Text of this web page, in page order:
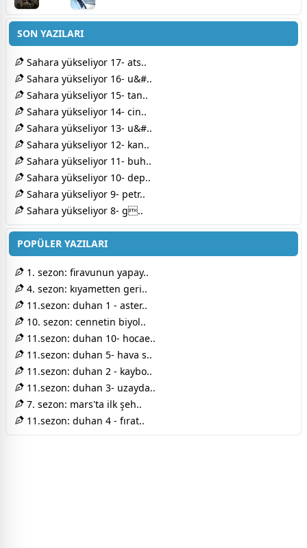
SON YAZILARI
Sahara yükseliyor 17- ats..
Sahara yükseliyor 16- u&#..
Sahara yükseliyor 15- tan..
Sahara yükseliyor 14- cin..
Sahara yükseliyor 13- u&#..
Sahara yükseliyor 12- kan..
Sahara yükseliyor 11- buh..
Sahara yükseliyor 10- dep..
Sahara yükseliyor 9- petr..
Sahara yükseliyor 8- g..
POPÜLER YAZILARI
1. sezon: firavunun yapay..
4. sezon: kıyametten geri..
11.sezon: duhan 1 - aster..
10. sezon: cennetin biyol..
11.sezon: duhan 10- hocae..
11.sezon: duhan 5- hava s..
11.sezon: duhan 2 - kaybo..
11.sezon: duhan 3- uzayda..
7. sezon: mars'ta ilk şeh..
11.sezon: duhan 4 - fırat..